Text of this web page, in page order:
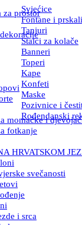
za prostor
Svjećice
Fontane i
Tanjuri
Stalci za kolače
Banneri
Toperi
Kape
Konfeti
Maske
Pozivnice i
momačke i
Rođendanski
fotkanje
HRVATSKOM
svečanosti
i srca